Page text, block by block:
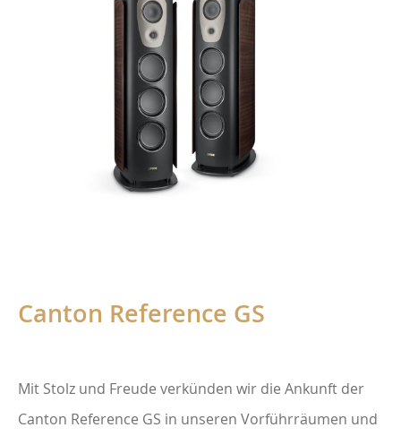
Canton Reference GS
Mit Stolz und Freude verkünden wir die Ankunft der
Canton Reference GS in unseren Vorführräumen und